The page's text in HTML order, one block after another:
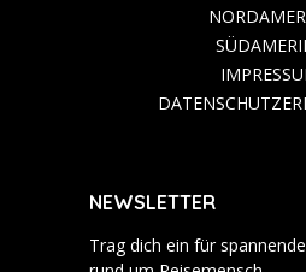
NEWSLETTER
Trag dich ein für